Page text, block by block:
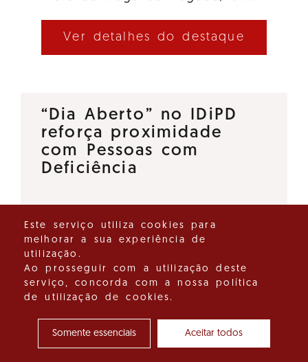
Ver detalhes do destaque
“Dia Aberto” no IDiPD
reforça proximidade
com Pessoas com
Deficiência
Pessoas com Deficiência (IDiPD)
lançou a iniciativa “Dia Aberto”,
um espaço de diálogo direto
que tem como objetivo
reforçar a proximidade entre…
Ver detalhes do destaque
Este serviço utiliza cookies para
melhorar a sua experiência de
utilização.
Ao prosseguir com a utilização deste
serviço, concorda com a nossa política
de utilização de cookies.
Somente essenciais Aceitar todos